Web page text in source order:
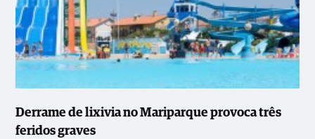
Derrame de lixivia no Mariparque provoca três
feridos graves